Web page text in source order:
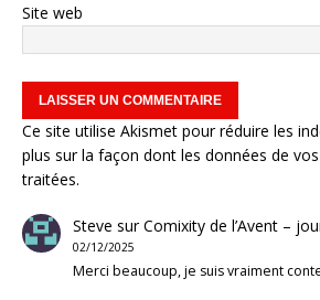
Site web
Ce site utilise Akismet pour réduire les
plus sur la façon dont les données de
traitées.
Steve surComixity de l’Avent –
02/12/2025
Merci beaucoup, je suis vraiment